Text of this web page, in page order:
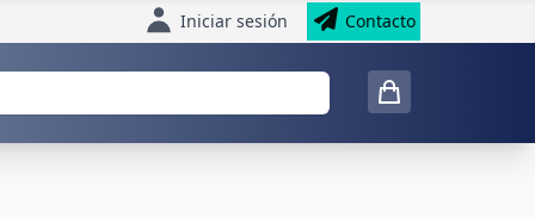
Iniciar sesión Contacto